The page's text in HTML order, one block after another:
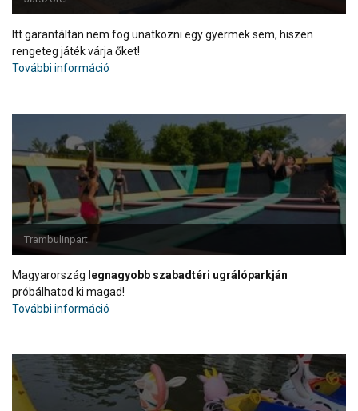
Itt garantáltan nem fog unatkozni egy gyermek sem, hiszen
rengeteg játék várja őket!
További információ
Trambulinpart
Magyarország legnagyobb szabadtéri ugrálóparkján
próbálhatod ki magad!
További információ